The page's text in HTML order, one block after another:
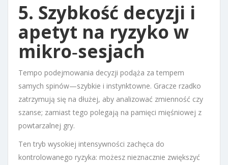
5. Szybkość decyzji i
apetyt na ryzyko w
mikro‑sesjach
Tempo podejmowania decyzji podąża za tempem
samych spinów—szybkie i instynktowne. Gracze rzadko
zatrzymują się na dłużej, aby analizować zmienność czy
szanse; zamiast tego polegają na pamięci mięśniowej z
powtarzalnej gry.
Ten tryb wysokiej intensywności zachęca do
kontrolowanego ryzyka: możesz nieznacznie zwiększyć